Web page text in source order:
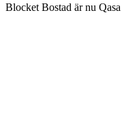
Blocket Bostad är nu Qasa